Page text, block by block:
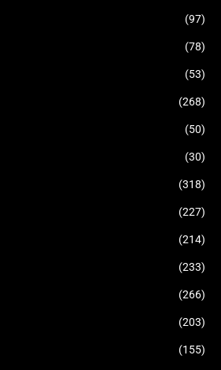
(97)
(78)
(53)
(268)
(50)
(30)
(318)
(227)
(214)
(233)
(266)
(203)
(155)